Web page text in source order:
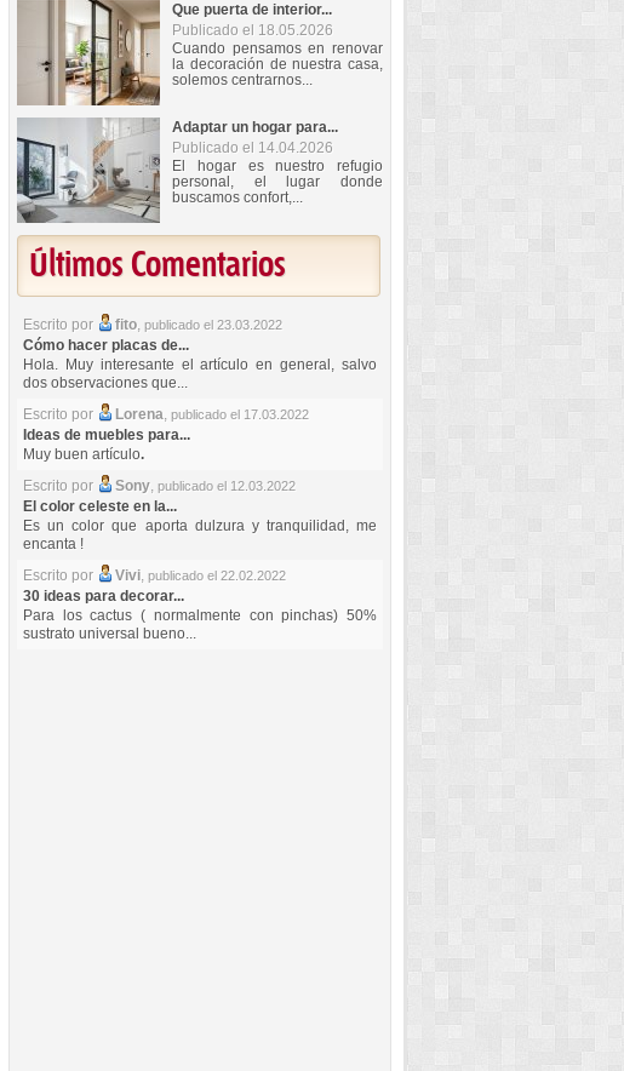
Que puerta de interior...
Publicado el 18.05.2026
Cuando pensamos en renovar
la decoración de nuestra casa,
solemos centrarnos...
Adaptar un hogar para...
Publicado el 14.04.2026
El hogar es nuestro refugio
personal, el lugar donde
buscamos confort,...
Últimos Comentarios
Escrito por fito, publicado el 23.03.2022
Cómo hacer placas de...
Hola. Muy interesante el artículo en general, salvo
dos observaciones que...
Escrito por
Lorena, publicado el 17.03.2022
Ideas de muebles para...
Muy buen artículo.
Escrito por
Sony, publicado el 12.03.2022
El color celeste en la...
Es un color que aporta dulzura y tranquilidad, me
encanta !
Escrito por
Vivi, publicado el 22.02.2022
30 ideas para decorar...
Para los cactus ( normalmente con pinchas) 50%
sustrato universal bueno...